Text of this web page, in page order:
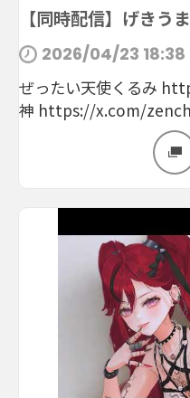
【同時配信】げきう
2026/04/23 18:38
ぜったい天使くるみ
神 https://x.com/